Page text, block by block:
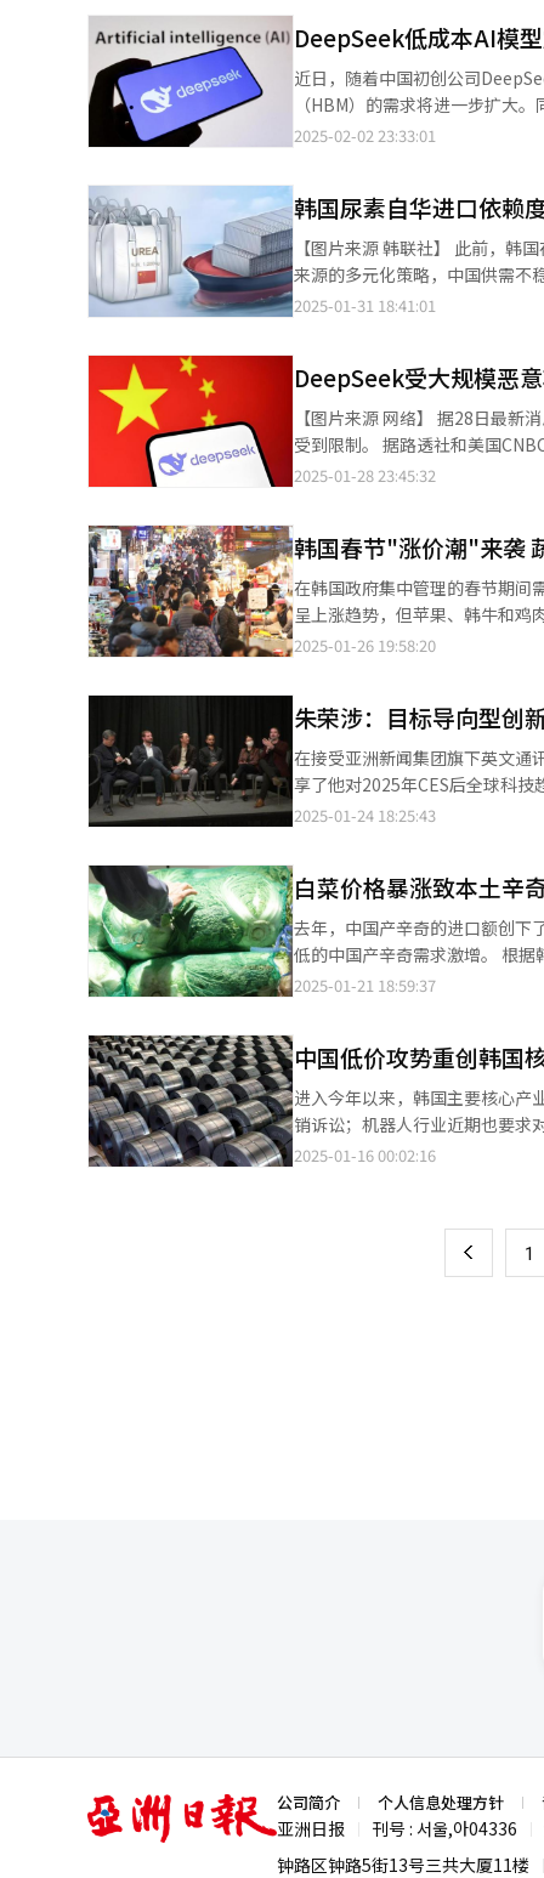
销售额减少。为此，企业内部持续
面外，巧克力棒、浪里个浪薯
1300万元。其中，巧克力棒得益
额为325亿韩元。其中，浪里
Five Below和名创优品。好丽友
K-食品中，辛奇的出口额最多
但韩国出口到美国的数量仍然更
为630亿韩元，呈增加趋势。乐天七星对美烧
特朗普政府还未提出具体立场，
商政策动向，旨在根据情况研究
DeepSeek低成本AI模
近日，随着中国初创公司
（HBM）的需求将进一步扩大
片领域的崛起。这一局势让全球
备受关注。 DeepSeek最新推出的推理AI模型“R1”开发成本仅为557.6万美元，并使用了约2000颗英伟达专为中国
市场设计的H800 AI加速器。这
HBM3E（第五代）。 DeepSeek AI模型的高性价比令业内震惊。相较于美国科技巨头每年投入巨额资金开发AI模
型，DeepSeek的研发成本不到
跌，其市值蒸发5890亿美元。 市场普遍预测，特朗普政府可能会进一步扩大对华半导体出口管制，甚至限制英伟达
口。 ▲美国制裁的“反噬效应” 助推中国半导体产业崛起 业内人士指出，美国的制裁可能适得其反，反而加速了中
国半导体产业的自主化进程，推动国产HBM的研发。 韩国龙仁大学
示，在美国的种种限制下，中
政府的积极政策支持，如“AI+
看，截至2023年，中国已达到
长。例如，2023年9月，华为在
（CXMT）也已推出DDR5存储产品。 目前，长鑫存储已成功研发HBM2E，如果美国进一步收紧对低
限制，不排除未来英伟达GPU可
HBM3E、HBM4的研发，韩国厂商在全球HBM
密切关注DeepSeek 韩国半导体企业已经开始对DeepSeek的技术进行研究和评估。LG AI研究院等机构已启动对
一步指出，目前可获得的信息有
短期风险。 如果未来更多企业采用低成本AI芯片开发AI模型，短期来看可能会影响高端HBM的销售，但从长远来看，
2025-02-02 23:33:01
韩国尿素自华进口依赖
【图片来源 韩联社】 此前，韩国在产业及车用尿素方面高度依赖中国进口。然而，随着韩国政府积极推进尿素进口
来源的多元化策略，中国供需不稳定
日发布的数据显示，去年韩国共
其次依次为中国（27.1%）、日
据分析，自华进口比重急剧减少得益于韩国政府积
高，一旦供需出现不稳定，将对
低关税等紧急措施有效缓解尿素
越南进口比重从2023年的5.2%激增至去年的
收益性相对较低，韩国一直依赖
励企业进军尿素产业。业界认为
产尿素并非不可能。与韩国产业
国政府积极探讨在国内生产尿素的原因之一。 产业通商资源部长官安德根（音）
给韩国政府和企业带来了巨大的
2025-01-31 18:41:01
DeepSeek受大规模恶
【图片来源 网络】 据28日最新消息，中国国产人工智能（AI）大模型DeepSeek线上服务受到大规模恶意攻击，注册
受到限制。 据路透社和美国CNBC等媒体报道，DeepSeek当天表示，服务受到大规模恶意攻击，暂时限制了注册。
但关于攻击内容尚未公开。据悉，已注册用户可以
的掌门人梁文锋。 DeepSeek在一系列第三方基准测试中，其模型展现出了卓越的性能。它不仅在化学、数学和编码
方面的某些任务上性能与
Meta的Llama 3.1、Open AI的GPT-4o以及
名人工智能聊天机器人，且成本
的异军突起，对人工智能向前发展需要越来越
件的假设。 世界各地的开发人员已然在测试DeepSeek的软件，并考虑用它来构建工具。这可能会加速先进人工智能
推理模型的采用，同时也可能
开发的监管。
2025-01-28 23:45:32
韩国春节"涨价潮"来袭
在韩国政府集中管理的春节期间
呈上涨趋势，但苹果、韩牛和鸡肉等商品价格较去
萝卜、苹果、梨、栗子、大枣、韩
产量不佳影响，本月两种蔬菜价
需求，进一步推高价格。 梨的价格显著上涨，主要原因是去年产量减少以及酷暑天气影响流通供应。新高梨平均零售
价为每10个4.6956万韩元，同
元，同比微降0.9%，但较平年均价上涨4.3%
渍中等品）零售价为两条6473韩
鱼（远洋进口冷冻）价格同比上
4.6%；而带鱼（国产冷藏）价格则同比及较平年均下降
9185韩元，鸡肉价格为每公斤
8.7%；五花肉零售价为每100克2541韩元，同比上涨
社】
2025-01-26 19:58:20
朱荣涉：目标导向型创
在接受亚洲新闻集团旗下英文通
享了他对2025年CES后全球科技趋势的见解。 朱荣涉回顾了本月初在拉斯维加斯举
向型创新”正成为全球科技发展的重
（AI）正是这一转型的核心。他
2024年，这一理念进一步发展
为，这一趋势将愈加明显，AI将在解决全球
伟达（NVIDIA）展示的“物理AI
界的使命，展示了新的GPU、AI平台战略以及个人
这些领域密切相关。如果我们无
示。他呼吁韩国制定紧急的国家战略，以确保在这一
创新”的重要性，以实现从“快
应对未来全球市场的挑战并实现持续增长。 首届“AJP硅谷全球创新成长论坛”（
维加斯巴黎酒店凡尔赛大厅举行
拉奥（Gautam Rao）、加州
（Tyler Steinke）。【图片来源
2025-01-24 18:25:43
白菜价格暴涨致本土辛
去年，中国产辛奇的进口额创下
低的中国产辛奇需求激增。 根据韩国关税厅20日发布的进出口贸易统计数据，去年辛奇的进口额达到1.8986亿美
元，创历史最高纪录。这一数字较2023年的1.6357
年起，进口额持续增长，2024
1.8975亿美元，占总额的99.94%。 如果将白菜等辛奇腌制原料的进口计算在内，中国产辛奇的实际进口
庞大。为应对去年白菜价格暴涨
一些零售店甚至以每棵白菜2万
度。 尽管中国产辛奇长期以来因卫生问题备受争议，其需求依然持续增长。2021年的“裸体辛奇”事件成为典型案
中国产辛奇需求增加的主要原
一。据主要在线购物平台数据
2025-01-21 18:59:37
中国低价攻势重创韩国
进入今年以来，韩国主要核心产
销诉讼；机器人行业近期也要求
化，开始考虑退出本土市场。 据韩国产业界15日消息，HD Hyundai Robotics、Yuil Robotics等五家韩国工业机器
最多40%的价格倾销工业机器人，扰乱韩国市场价格。 初步数据
台增至2024年的1.3445万台，
进口工业机器人凭借低价几乎占据韩国市场。 钢铁行业去年两度针对进口钢材提
业把希望寄托在中国政府的经
国，内需难以快速恢复，因此中国可能会继续向
业，同时国内企业也需要尽快
问题，高人工成本的韩国企业
2025-01-16 00:02:16
上 1
亚
洲
日
公司简介 个人信息处理方针
亚洲日报 刊号 : 서울,아04336
钟路区钟路5街13号三共大厦11楼